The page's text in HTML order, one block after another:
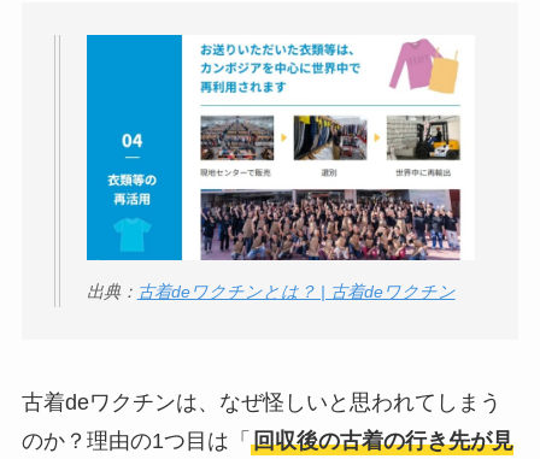
いって本当？
【怪しい？】株式会
社TAPPの口コミ・評
は実際どう？
Temuは怪しい？口コ
ミ・評判が正直ヤバ
出典： 古着deワクチンとは？ | 古着deワクチン
古着deワクチンは、なぜ怪しいと思われてしまう
のか？理由の1つ目は「 回収後の古着の行き先が見